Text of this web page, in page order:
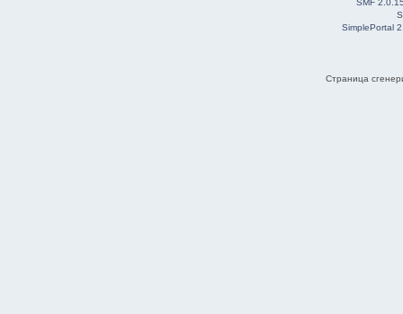
SMF
SimplePortal
Страница